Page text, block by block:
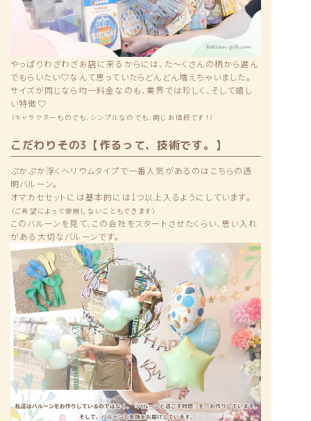
やっぱりわざわざお店に来るからには、た〜くさんの柄から選ん
でもらいたい♡なんて思っていたらどんどん増えちゃいました。
サイズが同じなら均一料金なのも、業界では珍しく、そして嬉し
い特徴♡
（キャラクターものでも、シンプルなのでも、同じお値段です！）
こだわりその3【作るって、技術です。】
ぷかぷか浮くヘリウムタイプで一番人気があるのはこちらの透
明バルーン。
オマカセセットには基本的には1つ以上入るようにしています。
（ご希望によって使用しないこともできます）
このバルーンを見て、この会社をスタートさせたくらい、思い入れ
がある大切なバルーンです。